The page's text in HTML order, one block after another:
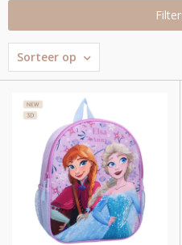
Sorteer op